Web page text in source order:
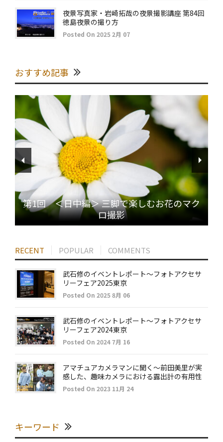
夜景写真家・岩崎拓哉の夜景撮影講座 第84回
徳島夜景の撮り方
Posted On 2025 2月 07
おすすめ記事
第1回 ＜日中編＞ 三脚で楽しむお花のマク
ロ撮影
RECENT POPULAR COMMENTS
武石修のイベントレポート～フォトアクセサ
リーフェア2025東京
Posted On 2025 8月 06
武石修のイベントレポート～フォトアクセサ
リーフェア2024東京
Posted On 2024 7月 16
アマチュアカメラマンに聞く～前田美里が実
感した、趣味カメラにおける露出計の有用性
Posted On 2023 11月 24
キーワード